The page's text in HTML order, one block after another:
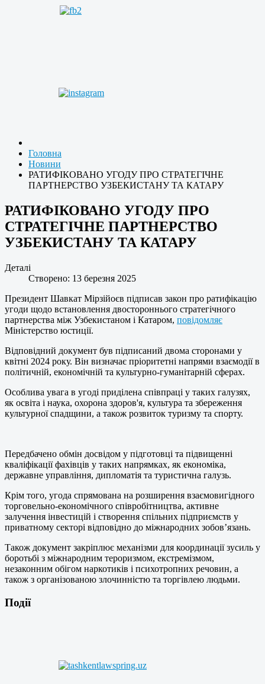
Головна
Новини
РАТИФІКОВАНО УГОДУ ПРО СТРАТЕГІЧНЕ
ПАРТНЕРСТВО УЗБЕКИСТАНУ ТА КАТАРУ
РАТИФІКОВАНО УГОДУ ПРО
СТРАТЕГІЧНЕ ПАРТНЕРСТВО
УЗБЕКИСТАНУ ТА КАТАРУ
Деталі
Створено: 13 березня 2025
Президент Шавкат Мірзійоєв підписав закон про ратифікацію
угоди щодо встановлення двостороннього стратегічного
партнерства між Узбекистаном і Катаром, повідомляє
Міністерство юстиції.
Відповідний документ був підписаний двома сторонами у
квітні 2024 року. Він визначає пріоритетні напрями взаємодії в
політичній, економічній та культурно-гуманітарній сферах.
Особлива увага в угоді приділена співпраці у таких галузях,
як освіта і наука, охорона здоров'я, культура та збереження
культурної спадщини, а також розвиток туризму та спорту.
Передбачено обмін досвідом у підготовці та підвищенні
кваліфікації фахівців у таких напрямках, як економіка,
державне управління, дипломатія та туристична галузь.
Крім того, угода спрямована на розширення взаємовигідного
торговельно-економічного співробітництва, активне
залучення інвестицій і створення спільних підприємств у
приватному секторі відповідно до міжнародних зобов’язань.
Також документ закріплює механізми для координації зусиль у
боротьбі з міжнародним тероризмом, екстремізмом,
незаконним обігом наркотиків і психотропних речовин, а
також з організованою злочинністю та торгівлею людьми.
Події